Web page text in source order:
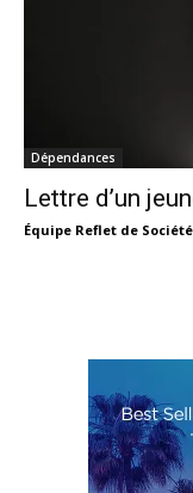
Dépendances
Lettre d’un
Équipe Reflet de Société